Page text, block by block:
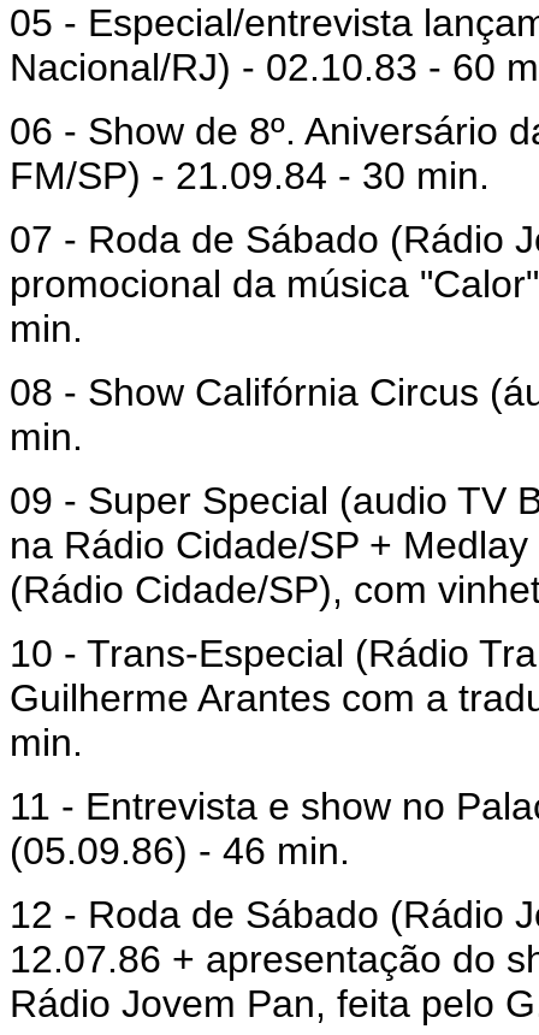
05 - Especial/entrevista
Nacional/RJ) - 02.10.83 - 60
06 - Show de 8º. Aniversário
FM/SP) - 21.09.84 - 30 min.
07 - Roda de Sábado (Rádio
promocional da música
min.
08 - Show Califórnia Circus
min.
09 - Super Special (audio TV
na Rádio Cidade/SP +
(Rádio Cidade/SP), com
10 - Trans-Especial (Rádio
Guilherme Arantes com a
min.
11 - Entrevista e show no
(05.09.86) - 46 min.
12 - Roda de Sábado (Rádio
12.07.86 + apresentação do
Rádio Jovem Pan, feita pelo